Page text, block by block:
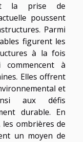
et la prise de
poussent
Parmi
figurent les
à la fois
à
Elles offrent
et
aux défis
durable. En
ombrières de
un moyen de